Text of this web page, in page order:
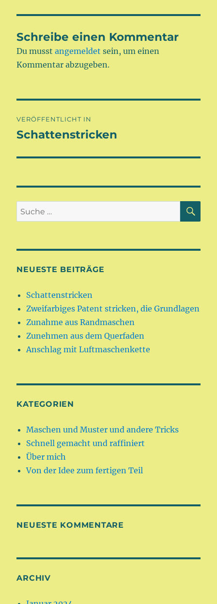
Schreibe einen Kommentar
Du musstangemeldet sein, um einen
Kommentar abzugeben.
VERÖFFENTLICHT IN
Schattenstricken
Suche
nach:
NEUESTE BEITRÄGE
Schattenstricken
Zweifarbiges Patent stricken, die Grundlagen
Zunahme aus Randmaschen
Zunehmen aus dem Querfaden
Anschlag mit Luftmaschenkette
KATEGORIEN
Maschen und Muster und andere Tricks
Schnell gemacht und raffiniert
Über mich
Von der Idee zum fertigen Teil
NEUESTE KOMMENTARE
ARCHIV